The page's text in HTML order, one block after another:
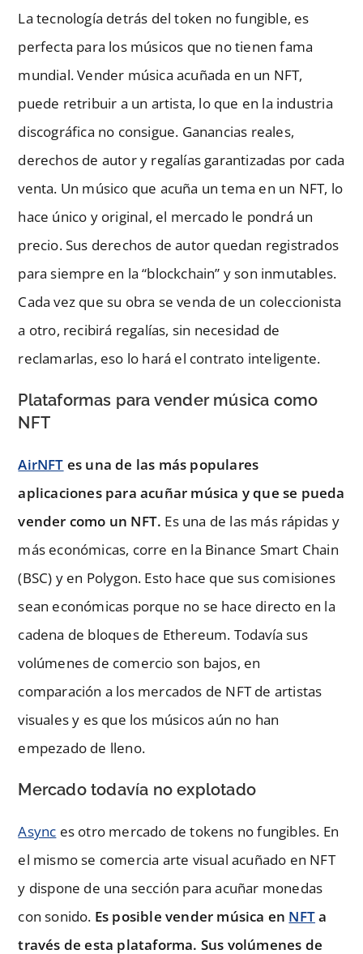
La tecnología detrás del token no fungible, es
perfecta para los músicos que no tienen fama
mundial. Vender música acuñada en un NFT,
puede retribuir a un artista, lo que en la industria
discográfica no consigue. Ganancias reales,
derechos de autor y regalías garantizadas por cada
venta. Un músico que acuña un tema en un NFT, lo
hace único y original, el mercado le pondrá un
precio. Sus derechos de autor quedan registrados
para siempre en la “blockchain” y son inmutables.
Cada vez que su obra se venda de un coleccionista
a otro, recibirá regalías, sin necesidad de
reclamarlas, eso lo hará el contrato inteligente.
Plataformas para vender música como
NFT
AirNFT es una de las más populares
aplicaciones para acuñar música y que se pueda
vender como un NFT. Es una de las más rápidas y
más económicas, corre en la Binance Smart Chain
(BSC) y en Polygon. Esto hace que sus comisiones
sean económicas porque no se hace directo en la
cadena de bloques de Ethereum. Todavía sus
volúmenes de comercio son bajos, en
comparación a los mercados de NFT de artistas
visuales y es que los músicos aún no han
empezado de lleno.
Mercado todavía no explotado
Async es otro mercado de tokens no fungibles. En
el mismo se comercia arte visual acuñado en NFT
y dispone de una sección para acuñar monedas
con sonido. Es posible vender música en NFTa
través de esta plataforma. Sus volúmenes de